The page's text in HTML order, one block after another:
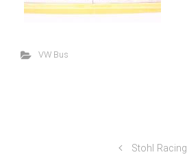
VW Bus
Stohl Racing